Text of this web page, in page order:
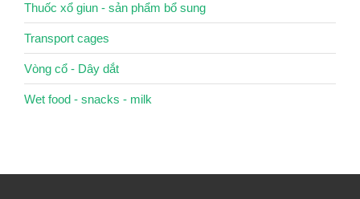
Thuốc xổ giun - sản phẩm bổ sung
Transport cages
Vòng cổ - Dây dắt
Wet food - snacks - milk